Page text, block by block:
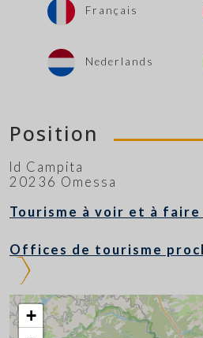
Français
Nederlands
Position
ld Campita
20236 Omessa
Tourisme à voir et à faire
Offices de tourisme
+